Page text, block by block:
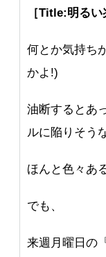
［Title:明る
何とか気持ち
かよ!)
油断するとあ
ルに陥りそう
ほんと色々あ
でも、
来週月曜日の